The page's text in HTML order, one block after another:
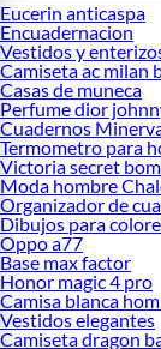
Eucerin anticaspa
Encuadernacion
Vestidos y
Camiseta ac milan
Casas de muneca
Perfume dior
Cuadernos
Termometro para
Victoria secret
Moda hombre
Organizador de
Dibujos para
Oppo a77
Base max factor
Honor magic 4 pro
Camisa blanca
Vestidos elegantes
Camiseta dragon